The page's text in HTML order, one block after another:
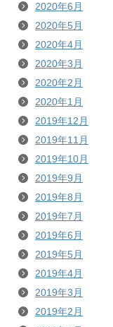
2020年6月
2020年5月
2020年4月
2020年3月
2020年2月
2020年1月
2019年12月
2019年11月
2019年10月
2019年9月
2019年8月
2019年7月
2019年6月
2019年5月
2019年4月
2019年3月
2019年2月